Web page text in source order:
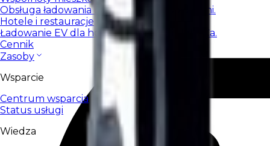
Obsługa ładowania dla wspólnot i spółdzielni.
Hotele i restauracje
Ładowanie EV dla hoteli, restauracji i HoReCa.
Cennik
Zasoby
Wsparcie
Centrum wsparcia
Status usługi
Wiedza